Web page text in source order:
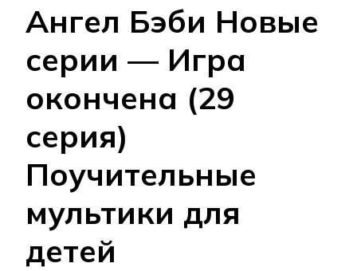
Ангел Бэби Новые
серии — Игра
окончена (29
серия)
Поучительные
мультики для
детей